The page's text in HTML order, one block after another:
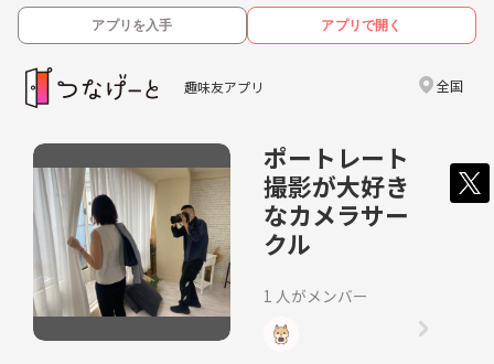
アプリを入手 アプリで開く
趣味友アプリ 全国
ポートレート
撮影が大好き
なカメラサー
クル
1 人がメンバー